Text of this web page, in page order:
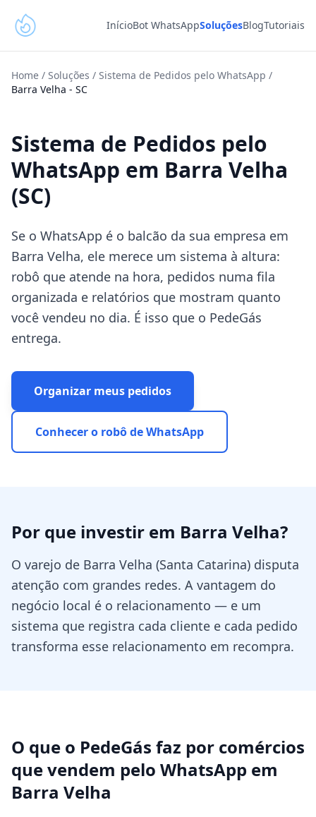
InícioBot WhatsAppSoluçõesBlogTutoriais
Home / Soluções / Sistema de Pedidos pelo WhatsApp /
Barra Velha - SC
Sistema de Pedidos pelo
WhatsApp em Barra Velha
(SC)
Se o WhatsApp é o balcão da sua empresa em
Barra Velha, ele merece um sistema à altura:
robô que atende na hora, pedidos numa fila
organizada e relatórios que mostram quanto
você vendeu no dia. É isso que o PedeGás
entrega.
Organizar meus pedidos
Conhecer o robô de WhatsApp
Por que investir em Barra Velha?
O varejo de Barra Velha (Santa Catarina) disputa
atenção com grandes redes. A vantagem do
negócio local é o relacionamento — e um
sistema que registra cada cliente e cada pedido
transforma esse relacionamento em recompra.
O que o PedeGás faz por comércios
que vendem pelo WhatsApp em
Barra Velha